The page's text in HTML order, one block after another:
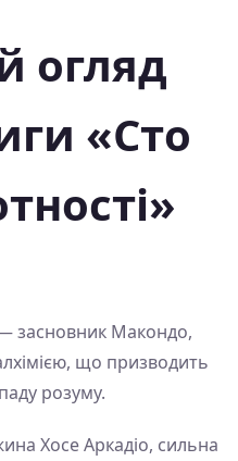
огляд
«Сто
засновник Макондо,
що призводить
розуму.
Хосе Аркадіо, сильна